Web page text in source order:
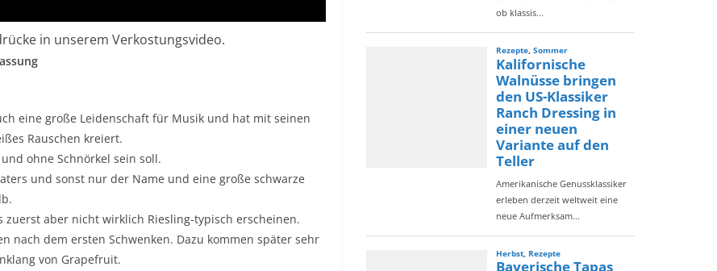
in unserem Verkostungsvideo.
eine große Leidenschaft für Musik und hat mit seinen
Rauschen kreiert.
ohne Schnörkel sein soll.
und sonst nur der Name und eine große schwarze
aber nicht wirklich Riesling-typisch erscheinen.
nach dem ersten Schwenken. Dazu kommen später sehr
von Grapefruit.